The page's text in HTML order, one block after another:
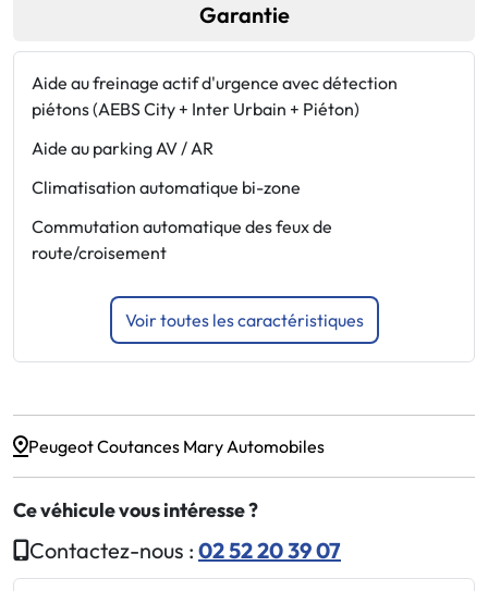
Garantie
Aide au freinage actif d'urgence avec détection
piétons (AEBS City + Inter Urbain + Piéton)
Aide au parking AV / AR
Climatisation automatique bi-zone
Commutation automatique des feux de
route/croisement
Voir toutes les caractéristiques
Peugeot Coutances Mary Automobiles
Ce véhicule vous intéresse ?
Contactez-nous : 02 52 20 39 07